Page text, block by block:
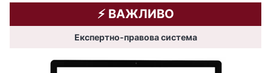
⚡️ ВАЖЛИВО
Експертно-правова система